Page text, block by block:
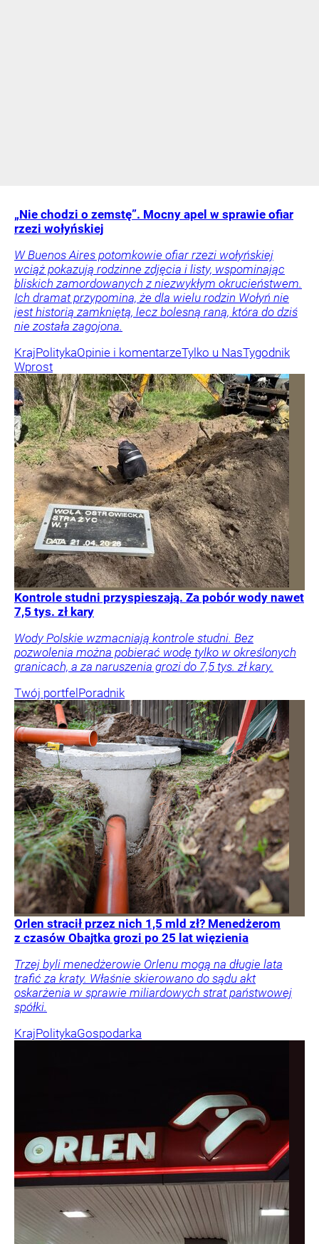
„Nie chodzi o zemstę”. Mocny apel w sprawie ofiar
rzezi wołyńskiej
W Buenos Aires potomkowie ofiar rzezi wołyńskiej
wciąż pokazują rodzinne zdjęcia i listy, wspominając
bliskich zamordowanych z niezwykłym okrucieństwem.
Ich dramat przypomina, że dla wielu rodzin Wołyń nie
jest historią zamkniętą, lecz bolesną raną, która do dziś
nie została zagojona.
KrajPolitykaOpinie i komentarzeTylko u NasTygodnik
Wprost
Kontrole studni przyspieszają. Za pobór wody nawet
7,5 tys. zł kary
Wody Polskie wzmacniają kontrole studni. Bez
pozwolenia można pobierać wodę tylko w określonych
granicach, a za naruszenia grozi do 7,5 tys. zł kary.
Twój portfel Poradnik
Orlen stracił przez nich 1,5 mld zł? Menedżerom
z czasów Obajtka grozi po 25 lat więzienia
Trzej byli menedżerowie Orlenu mogą na długie lata
trafić za kraty. Właśnie skierowano do sądu akt
oskarżenia w sprawie miliardowych strat państwowej
spółki.
KrajPolitykaGospodarka